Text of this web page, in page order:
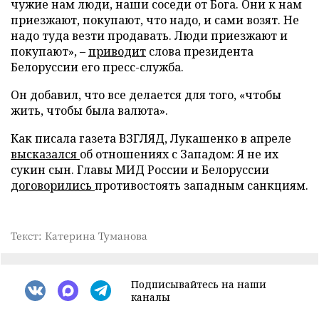
чужие нам люди, наши соседи от Бога. Они к нам
приезжают, покупают, что надо, и сами возят. Не
надо туда везти продавать. Люди приезжают и
покупают», –приводит слова президента
Белоруссии его пресс-служба.
Он добавил, что все делается для того, «чтобы
жить, чтобы была валюта».
Как писала газета ВЗГЛЯД, Лукашенко в апреле
высказался об отношениях с Западом: Я не их
сукин сын. Главы МИД России и Белоруссии
договорились противостоять западным санкциям.
Текст: Катерина Туманова
Подписывайтесь на наши
каналы